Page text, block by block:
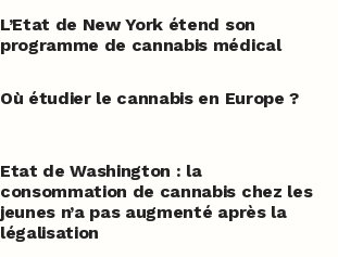
L’Etat de New York étend son
programme de cannabis médical
Où étudier le cannabis en Europe ?
Etat de Washington : la
consommation de cannabis chez les
jeunes n’a pas augmenté après la
légalisation